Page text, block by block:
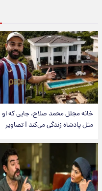
خانه مجلل محمد صلاح، جایی که او
مثل پادشاه زندگی می‌کند | تصاویر